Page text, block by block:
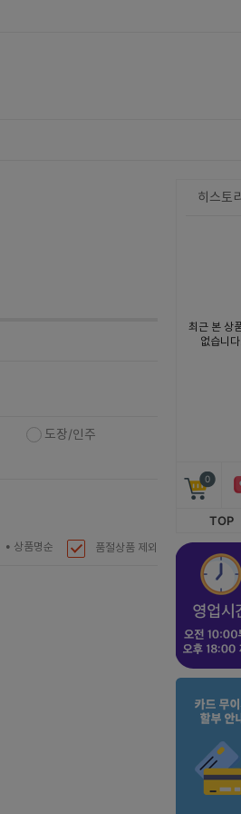
도장/인주
상품명순 품절상품 제외
히스토
최근 본 상
없습니
0
TOP